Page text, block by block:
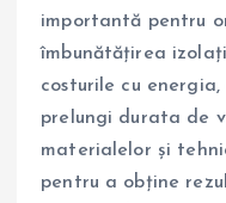
importantă pentru
îmbunătățirea
costurile cu
prelungi durata de
materialelor și
pentru a obține